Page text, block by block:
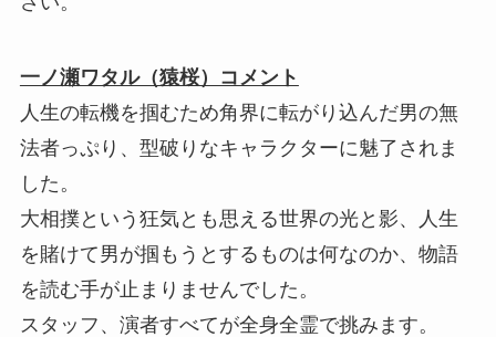
一ノ瀬ワタル（猿桜）コメント
人生の転機を掴むため角界に転がり込んだ男の無
法者っぷり、型破りなキャラクターに魅了されま
した。
大相撲という狂気とも思える世界の光と影、人生
を賭けて男が掴もうとするものは何なのか、物語
を読む手が止まりませんでした。
スタッフ、演者すべてが全身全霊で挑みます。